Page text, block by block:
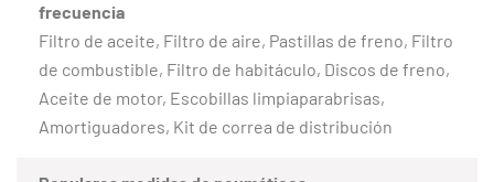
frecuencia
Filtro de aceite, Filtro de aire, Pastillas de freno, Filtro
de combustible, Filtro de habitáculo, Discos de freno,
Aceite de motor, Escobillas limpiaparabrisas,
Amortiguadores, Kit de correa de distribución